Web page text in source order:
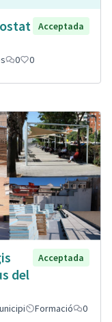
Acceptada
0 0
del
Acceptada
Formació
0